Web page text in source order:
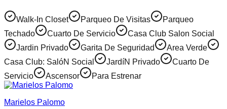
Walk-In Closet Parqueo De Visitas
Parqueo
Techado
Cuarto De Servicio
Casa Club Salon Social
Jardin Privado
Garita De Seguridad
Area Verde
Casa Club: SalóN Social
JardíN Privado
Cuarto De
Servicio
Ascensor Para Estrenar
Marielos Palomo